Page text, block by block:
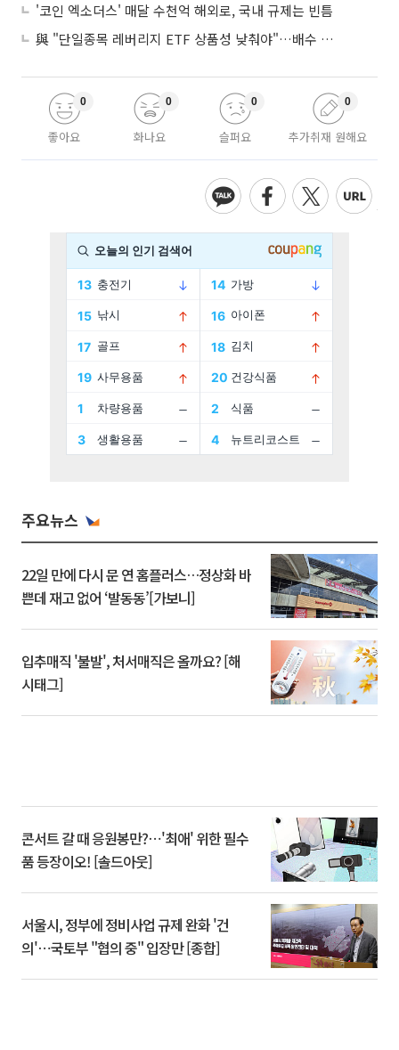
'코인 엑소더스' 매달 수천억 해외로, 국내 규제는 빈틈
與 "단일종목 레버리지 ETF 상품성 낮춰야"…배수 조정안도 거론
좋아요
0
화나요
0
슬퍼요
0
추가취재 원해요
0
주요뉴스
22일 만에 다시 문 연 홈플러스…정상화 바
쁜데 재고 없어 ‘발동동’[가보니]
입추매직 '불발', 처서매직은 올까요? [해
시태그]
콘서트 갈 때 응원봉만?⋯'최애' 위한 필수
품 등장이오! [솔드아웃]
서울시, 정부에 정비사업 규제 완화 '건
의'⋯국토부 "협의 중" 입장만 [종합]